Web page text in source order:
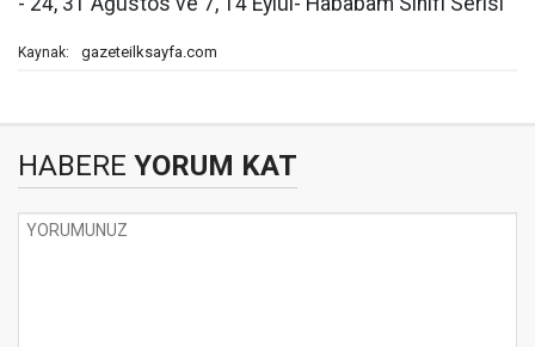
Kaynak: gazeteilksayfa.com
HABERE YORUM KAT